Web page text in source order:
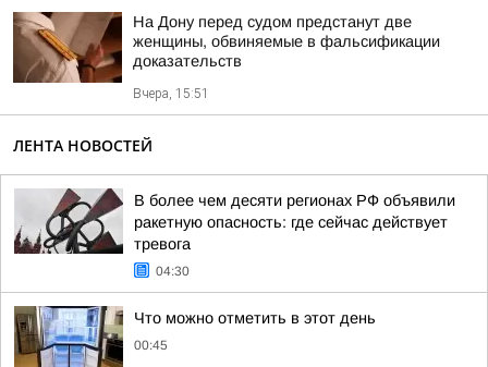
На Дону перед судом предстанут две
женщины, обвиняемые в фальсификации
доказательств
Вчера, 15:51
ЛЕНТА НОВОСТЕЙ
В более чем десяти регионах РФ объявили
ракетную опасность: где сейчас действует
тревога
04:30
Что можно отметить в этот день
00:45